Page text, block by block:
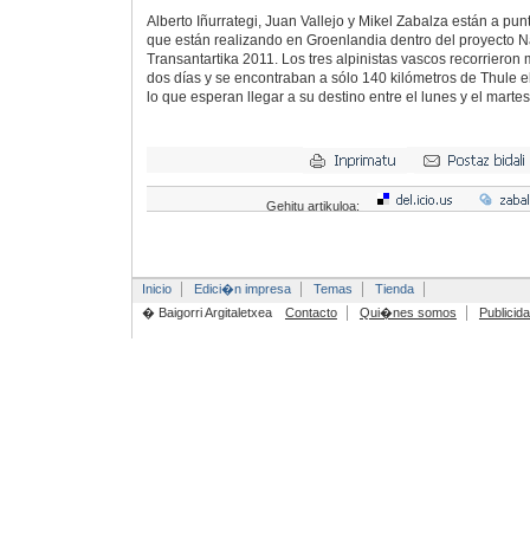
Alberto Iñurrategi, Juan Vallejo y Mikel Zabalza están a
que están realizando en Groenlandia dentro del proyecto
Transantartika 2011. Los tres alpinistas vascos recorrieron
dos días y se encontraban a sólo 140 kilómetros de Thule
lo que esperan llegar a su destino entre el lunes y el
Gehitu artikuloa:
Inicio Edici�n impresa Temas
Tienda
� Baigorri Argitaletxea
Contacto Qui�nes somos